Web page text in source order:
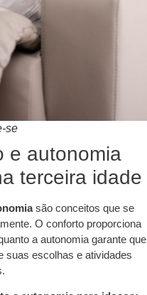
se
e autonomia
terceira idade
são conceitos que se
O conforto proporciona
a autonomia garante que
suas escolhas e atividades